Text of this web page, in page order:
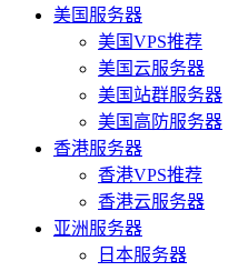
美国服务器
美国VPS推荐
美国云服务器
美国站群服务器
美国高防服务器
香港服务器
香港VPS推荐
香港云服务器
亚洲服务器
日本服务器